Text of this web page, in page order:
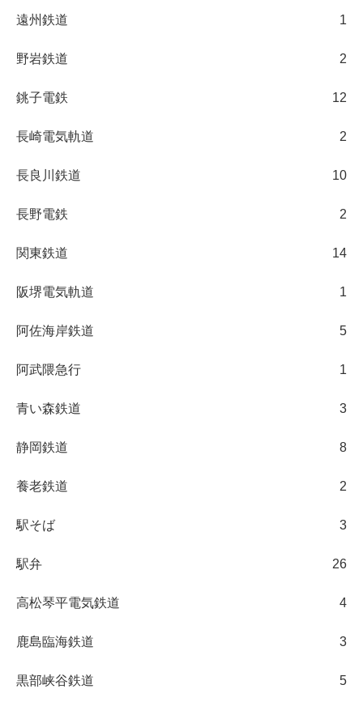
遠州鉄道 1
野岩鉄道 2
銚子電鉄 12
長崎電気軌道 2
長良川鉄道 10
長野電鉄 2
関東鉄道 14
阪堺電気軌道 1
阿佐海岸鉄道 5
阿武隈急行 1
青い森鉄道 3
静岡鉄道 8
養老鉄道 2
駅そば 3
駅弁 26
高松琴平電気鉄道 4
鹿島臨海鉄道 3
黒部峡谷鉄道 5